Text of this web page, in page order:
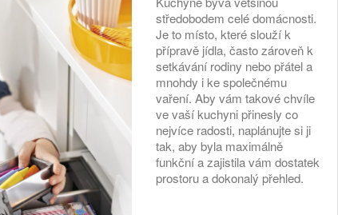
středobodem celé domácnosti.
Je to místo, které slouží k
přípravě jídla, často zároveň k
setkávání rodiny nebo přátel a
mnohdy i ke společnému
vaření. Aby vám takové chvíle
ve vaší kuchyni přinesly co
nejvíce radosti, naplánujte si ji
tak, aby byla maximálně
funkční a zajistila vám dostatek
prostoru a dokonalý přehled.